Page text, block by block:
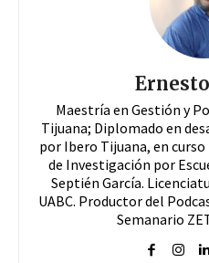
Maestría en Gestión y
Tijuana; Diplomado en
por Ibero Tijuana, en
de Investigación por
Septién García.
UABC. Productor del
Semanario